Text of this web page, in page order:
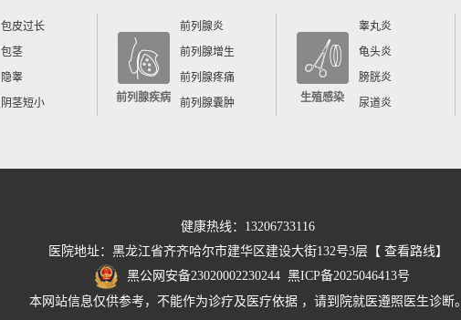
包皮过长
包茎
隐睾
阴茎短小
前列腺疾病
前列腺炎
前列腺增生
前列腺疼痛
前列腺囊肿
生殖感染
睾丸炎
龟头炎
膀胱炎
尿道炎
健康热线：13206733116
医院地址：黑龙江省齐齐哈尔市建华区建设大街132号3层【 查看路线】
黑公网安备23020002230244 黑ICP备2025046413号
本网站信息仅供参考，不能作为诊疗及医疗依据 ，请到院就医遵照医生诊断。